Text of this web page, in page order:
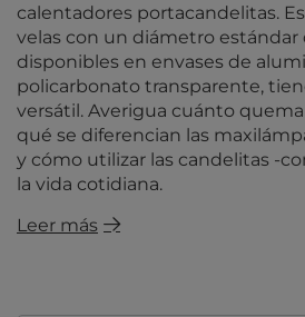
calentadores portacandelitas.
velas con un diámetro estándar
disponibles en envases de
policarbonato transparente,
versátil. Averigua cuánto
qué se diferencian las
y cómo utilizar las candelitas -
la vida cotidiana.
Leer más